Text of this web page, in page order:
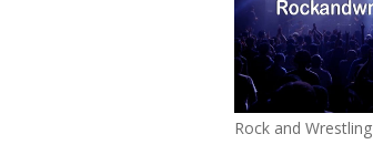
Rock and Wrestling